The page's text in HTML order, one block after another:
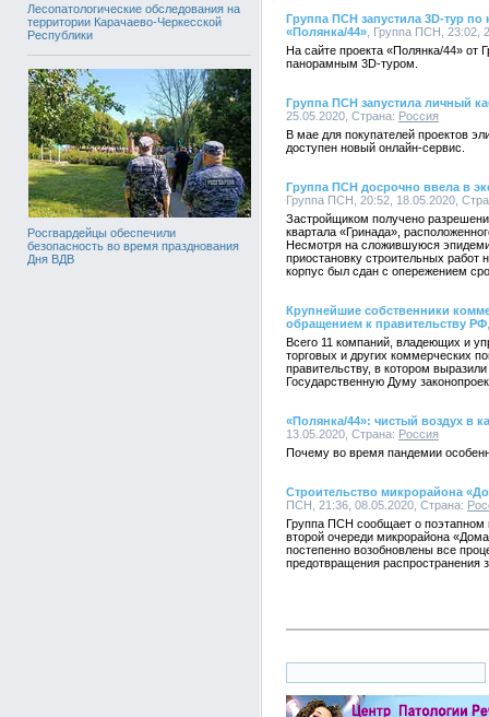
Лесопатологические обследования на
территории Карачаево-Черкесской
Республики
Росгвардейцы обеспечили
безопасность во время празднования
Дня ВДВ
Группа ПСН запустила 3D-тур
«Полянка/44» , Группа ПСН, 23:02,
На сайте проекта «Полянка/44»
панорамным 3D-туром.
Группа ПСН запустила личный
25.05.2020, Страна: Россия
В мае для покупателей проектов
доступен новый онлайн-сервис.
Группа ПСН досрочно ввела в
Группа ПСН, 20:52, 18.05.2020,
Застройщиком получено
квартала «Гринада»,
Несмотря на сложившуюся
приостановку строительных
корпус был сдан с опережением
Крупнейшие собственники
обращением к правительству РФ
Всего 11 компаний, владеющих и
торговых и других коммерческих
правительству, в котором
Государственную Думу
«Полянка/44»: чистый воздух в
13.05.2020, Страна: Россия
Почему во время пандемии
Строительство микрорайона
ПСН, 21:36, 08.05.2020, Страна:
Группа ПСН сообщает о поэтапном
второй очереди микрорайона
постепенно возобновлены все
предотвращения распространения